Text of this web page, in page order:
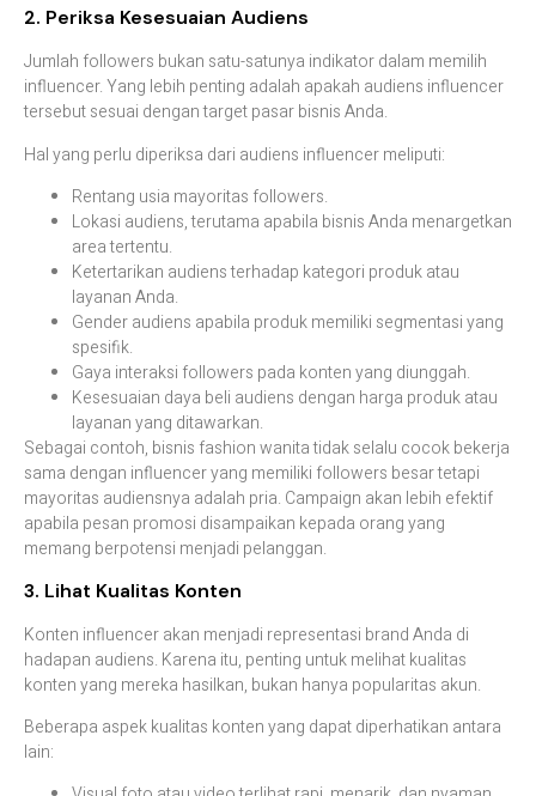
2. Periksa Kesesuaian Audiens
Jumlah followers bukan satu-satunya indikator dalam memilih
influencer. Yang lebih penting adalah apakah audiens influencer
tersebut sesuai dengan target pasar bisnis Anda.
Hal yang perlu diperiksa dari audiens influencer meliputi:
Rentang usia mayoritas followers.
Lokasi audiens, terutama apabila bisnis Anda menargetkan
area tertentu.
Ketertarikan audiens terhadap kategori produk atau
layanan Anda.
Gender audiens apabila produk memiliki segmentasi yang
spesifik.
Gaya interaksi followers pada konten yang diunggah.
Kesesuaian daya beli audiens dengan harga produk atau
layanan yang ditawarkan.
Sebagai contoh, bisnis fashion wanita tidak selalu cocok bekerja
sama dengan influencer yang memiliki followers besar tetapi
mayoritas audiensnya adalah pria. Campaign akan lebih efektif
apabila pesan promosi disampaikan kepada orang yang
memang berpotensi menjadi pelanggan.
3. Lihat Kualitas Konten
Konten influencer akan menjadi representasi brand Anda di
hadapan audiens. Karena itu, penting untuk melihat kualitas
konten yang mereka hasilkan, bukan hanya popularitas akun.
Beberapa aspek kualitas konten yang dapat diperhatikan antara
lain: